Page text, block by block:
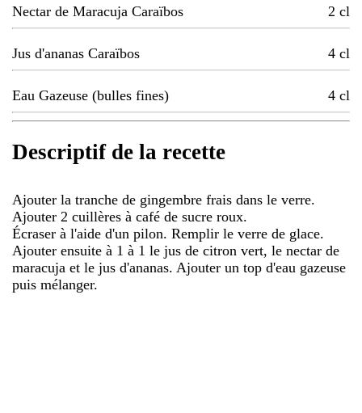
Nectar de Maracuja Caraïbos 2 cl
Jus d'ananas Caraïbos 4 cl
Eau Gazeuse (bulles fines) 4 cl
Descriptif de la recette
Ajouter la tranche de gingembre frais dans le verre.
Ajouter 2 cuillères à café de sucre roux.
Écraser à l'aide d'un pilon. Remplir le verre de glace.
Ajouter ensuite à 1 à 1 le jus de citron vert, le nectar de
maracuja et le jus d'ananas. Ajouter un top d'eau gazeuse
puis mélanger.